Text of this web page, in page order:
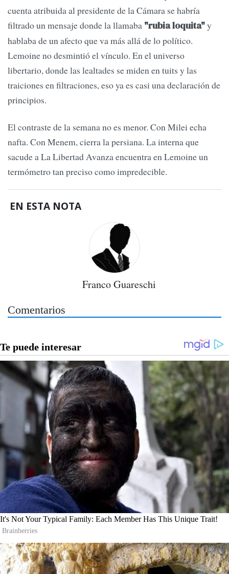
cuenta atribuida al presidente de la Cámara se habría
filtrado un mensaje donde la llamaba "rubia loquita"y
hablaba de un afecto que va más allá de lo político.
Lemoine no desmintió el vínculo. En el universo
libertario, donde las lealtades se miden en tuits y las
traiciones en filtraciones, eso ya es casi una declaración de
principios.
El contraste de la semana no es menor. Con Milei echa
nafta. Con Menem, cierra la persiana. La interna que
sacude a La Libertad Avanza encuentra en Lemoine un
termómetro tan preciso como impredecible.
EN ESTA NOTA
Franco Guareschi
Comentarios